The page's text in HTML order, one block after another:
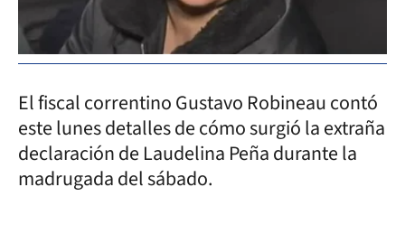
El fiscal correntino Gustavo Robineau contó
este lunes detalles de cómo surgió la extraña
declaración de Laudelina Peña durante la
madrugada del sábado.